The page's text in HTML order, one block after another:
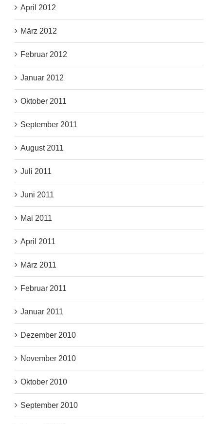
April 2012
März 2012
Februar 2012
Januar 2012
Oktober 2011
September 2011
August 2011
Juli 2011
Juni 2011
Mai 2011
April 2011
März 2011
Februar 2011
Januar 2011
Dezember 2010
November 2010
Oktober 2010
September 2010